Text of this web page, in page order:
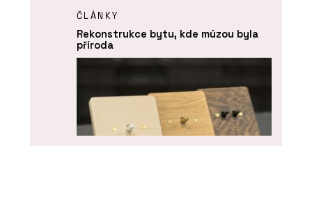
ČLÁNKY
Rekonstrukce bytu, kde múzou byla
příroda